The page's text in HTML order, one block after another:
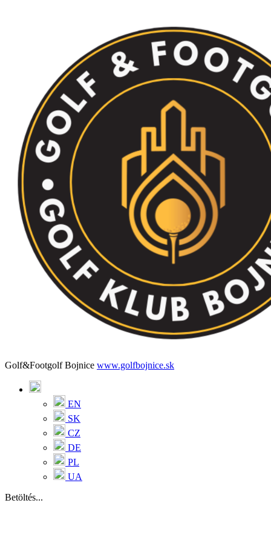
Golf&Footgolf Bojnice www.golfbojnice.sk
EN
SK
CZ
DE
PL
UA
Betöltés...